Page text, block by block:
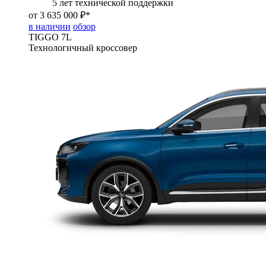
5 лет технической поддержки
от 3 635 000 ₽*
в наличии обзор
TIGGO 7L
Технологичный кроссовер